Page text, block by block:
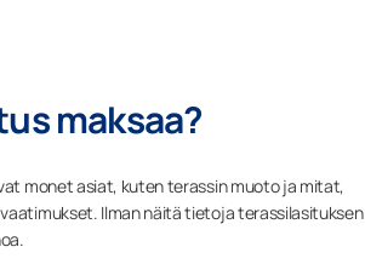
maksaa?
monet asiat, kuten terassin muoto ja mitat,
Ilman näitä tietoja terassilasituksen